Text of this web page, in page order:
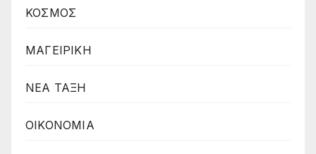
ΚΟΣΜΟΣ
ΜΑΓΕΙΡΙΚΗ
ΝΕΑ ΤΑΞΗ
ΟΙΚΟΝΟΜΙΑ